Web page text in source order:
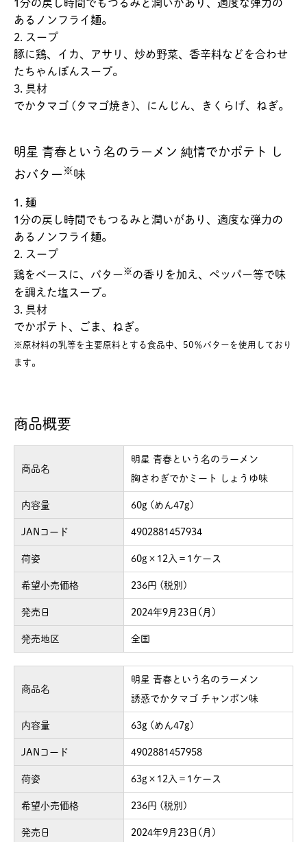
1分の戻し時間でもつるみと潤いがあり、適度な弾力の
あるノンフライ麺。
2. スープ
豚に鶏、イカ、アサリ、炒め野菜、香辛料などを合わせ
たちゃんぽんスープ。
3. 具材
でかタマゴ (タマゴ焼き)、にんじん、きくらげ、ねぎ。
明星 青春という名のラーメン 純情でかポテト し
おバター ※ 味
1. 麺
1分の戻し時間でもつるみと潤いがあり、適度な弾力の
あるノンフライ麺。
2. スープ
鶏をベースに、バター ※の香りを加え、ペッパー等で味
を調えた塩スープ。
3. 具材
でかポテト、ごま、ねぎ。
※原材料の乳等を主要原料とする食品中、50％バターを使用しており
ます。
商品概要
商品名
明星 青春という名のラーメン
胸さわぎでかミート しょうゆ味
内容量 60g (めん47g)
JANコード 4902881457934
荷姿 60g×12入＝1ケース
希望小売価格 236円 (税別)
発売日 2024年9月23日(月)
発売地区 全国
商品名
明星 青春という名のラーメン
誘惑でかタマゴ チャンポン味
内容量 63g (めん47g)
JANコード 4902881457958
荷姿 63g×12入＝1ケース
希望小売価格 236円 (税別)
発売日 2024年9月23日(月)